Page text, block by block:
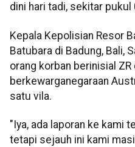
dini hari tadi, sekitar pukul
Kepala Kepolisian Resor
Batubara di Badung, Bali,
orang korban berinisial ZR
berkewarganegaraan
satu vila.
"Iya, ada laporan ke kami
tetapi sejauh ini kami